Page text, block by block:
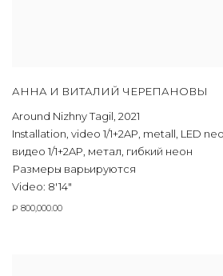
АННА И ВИТАЛИЙ ЧЕРЕПАНОВЫ
Around Nizhny Tagil, 2021
Installation, video 1/1+2AP, metall , LED
видео 1/1+2AP, метал, гибкий неон
Размеры варьируются
Video: 8'14"
₽ 800,000.00